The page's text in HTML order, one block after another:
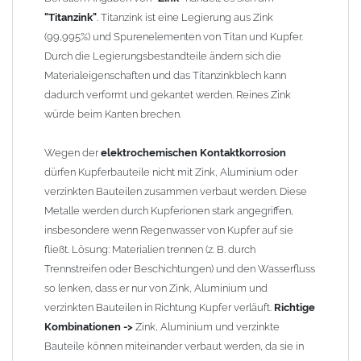
Wandstärken nur eingeschränkt möglich. Zu diesem Zweck
führen wir einige Adapter in unserem Sortiment. Bei Fragen
stehen wir Ihnen gern zur Verfügung.
"Titanzink". Titanzink ist eine Legierung aus Zink
(99,995%) und Spurenelementen von Titan und Kupfer.
Durch die Legierungsbestandteile ändern sich die
Materialeigenschaften und das Titanzinkblech kann
dadurch verformt und gekantet werden. Reines Zink
würde beim Kanten brechen.
Wegen derelektrochemischen Kontaktkorrosion
dürfen Kupferbauteile nicht mit Zink, Aluminium oder
verzinkten Bauteilen zusammen verbaut werden. Diese
Metalle werden durch Kupferionen stark angegriffen,
insbesondere wenn Regenwasser von Kupfer auf sie
fließt. Lösung: Materialien trennen (z. B. durch
Trennstreifen oder Beschichtungen) und den Wasserfluss
so lenken, dass er nur von Zink, Aluminium und
verzinkten Bauteilen in Richtung Kupfer verläuft. Richtige
Kombinationen -> Zink, Aluminium und verzinkte
Bauteile können miteinander verbaut werden, da sie in